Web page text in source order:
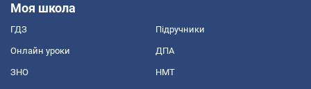
Моя школа
ГДЗ Підручники
Онлайн уроки ДПА
ЗНО НМТ